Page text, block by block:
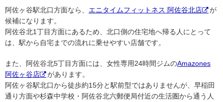
阿佐ヶ谷駅北口方面なら、 エニタイムフィットネス 阿佐谷北店
が
候補になります。
阿佐谷北1丁目方面にあるため、北口側の住宅地へ帰る人にとって
は、駅から自宅までの流れに乗せやすい店舗です。
また、阿佐谷北5丁目方面には、女性専用24時間ジムのAmazones
阿佐ヶ谷店
があります。
阿佐ヶ谷駅北口から徒歩約15分と駅前型ではありませんが、早稲田
通り方面や杉森中学校・阿佐谷北六郵便局付近の生活圏から通う人